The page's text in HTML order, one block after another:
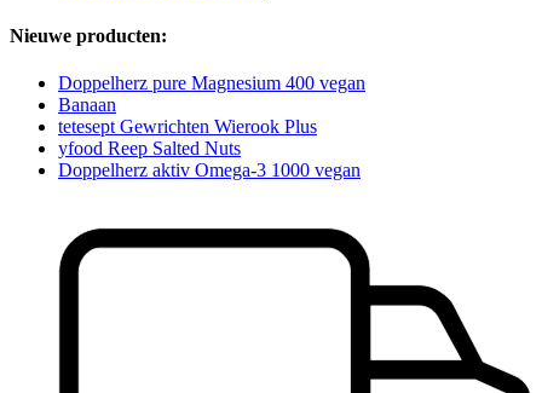
Nieuwe producten:
Doppelherz pure Magnesium 400 vegan
Banaan
tetesept Gewrichten Wierook Plus
yfood Reep Salted Nuts
Doppelherz aktiv Omega-3 1000 vegan